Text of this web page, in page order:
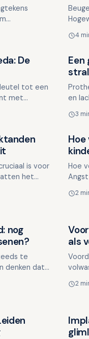
een
4
De
tot een
met
Een
en
op
3
is voor
het
Hoe
ook…
2
nog
te
denken dat
als
2